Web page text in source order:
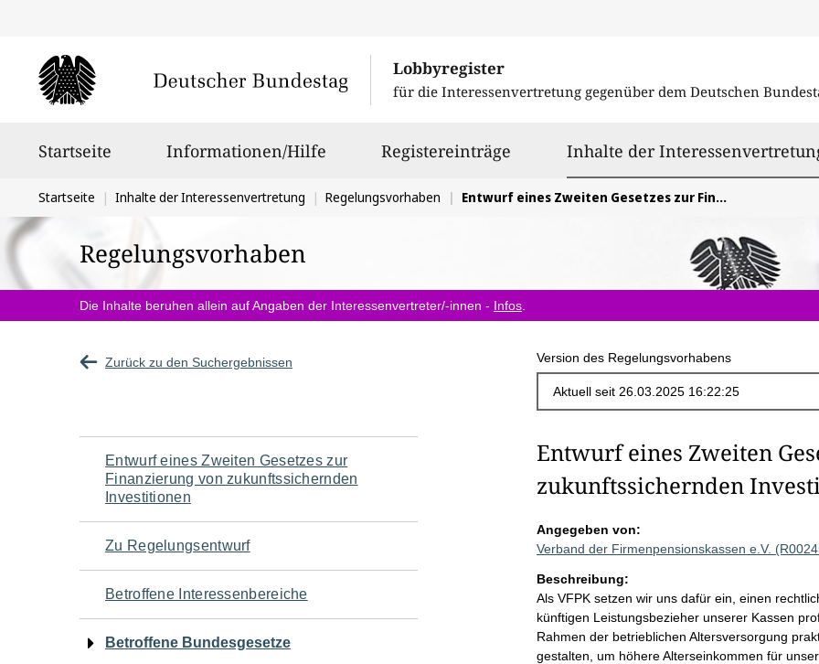
Lobbyregister
für die Interessenvertretung gegenüber dem Deutschen
Startseite Informationen/Hilfe Registereinträge Inhalte der
Sie
befinden
sich
hier:
Startseite Inhalte der Interessenvertretung Regelungsvorhaben Entwurf eines Zweiten Gesetzes zur Finanzierung von zukunftssichernden Investitionen
Regelungsvorhaben
Die Inhalte beruhen allein auf Angaben der Interessenvertreter/-innen - Infos
Zurück zu den Suchergebnissen Version des Regelungsvorhabens
Navigation
für
den
Seiteninhalt
Entwurf eines Zweiten Gesetzes zur
Finanzierung von zukunftssichernden
Investitionen
Zu Regelungsentwurf
Betroffene Interessenbereiche
Betroffene Bundesgesetze
Entwurf eines Zweiten
zukunftssichernden
Angegeben von:
Verband der Firmenpensionskassen e.V.
Beschreibung:
Als VFPK setzen wir uns dafür ein, einen
künftigen Leistungsbezieher unserer Kassen
Rahmen der betrieblichen Altersversorgung
gestalten, um höhere Alterseinkommen für